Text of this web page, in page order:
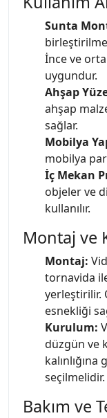
Sunta
İnce ve
uygundur.
Ahşap
ahşap
sağlar.
Mobilya
mobilya
İç Mekan
objeler ve
kullanılır.
Montaj ve
Montaj:
tornavida
yerleştirilir.
esnekliği
Kurulum:
düzgün ve
seçilmelidir.
Bakım ve